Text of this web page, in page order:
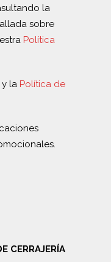
la
sobre
Política
y la Política de
CERRAJERÍA